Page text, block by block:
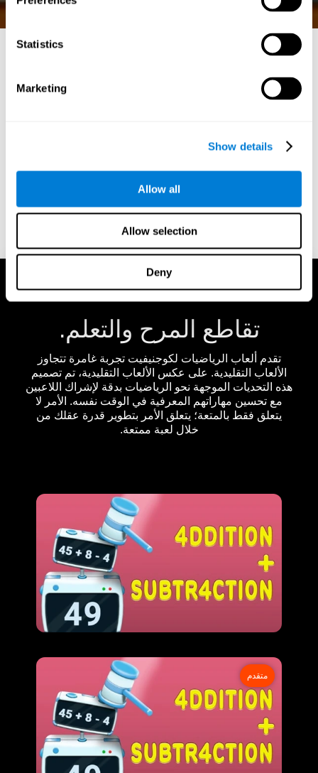
Statistics
Marketing
Show details
Allow all
Allow selection
Deny
ألعاب الرياضيات الممتعة:
تعلم مع تحفيز حدة الإدراك
كرائد في الجمع بين الترفيه والفوائد المعرفية. انغمس في عالم
اللعب مع علم التعزيز العقلي.
الابتداء
تقاطع المرح والتعلم.
تقدم ألعاب الرياضيات لكوجنيفيت تجربة غامرة تتجاوز
الألعاب التقليدية. على عكس الألعاب التقليدية، تم تصميم
هذه التحديات الموجهة نحو الرياضيات بدقة لإشراك اللاعبين
مع تحسين مهاراتهم المعرفية في الوقت نفسه. الأمر لا
يتعلق فقط بالمتعة؛ يتعلق الأمر بتطوير قدرة عقلك من
خلال لعبة ممتعة.
متقدم